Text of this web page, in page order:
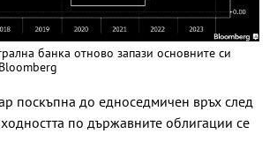
банка отново запази основните си
поскъпна до едноседмичен връх след
по държавните облигации се